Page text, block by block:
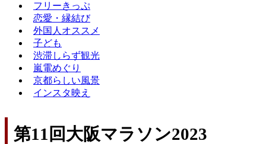
フリーきっぷ
恋愛・縁結び
外国人オススメ
子ども
渋滞しらず観光
嵐電めぐり
京都らしい風景
インスタ映え
第11回大阪マラソン2023